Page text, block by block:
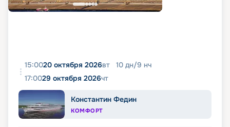
15:0020 октября 2026вт 10 дн/9 нч
17:0029 октября 2026чт
Константин Федин
КОМФОРТ